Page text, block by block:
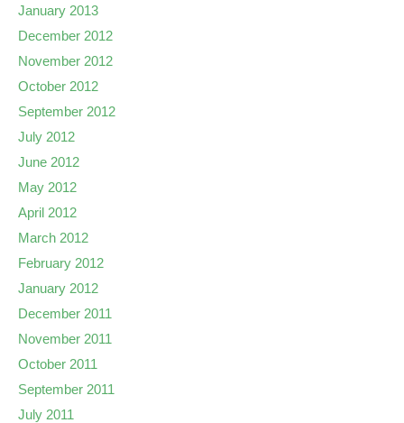
January 2013
December 2012
November 2012
October 2012
September 2012
July 2012
June 2012
May 2012
April 2012
March 2012
February 2012
January 2012
December 2011
November 2011
October 2011
September 2011
July 2011